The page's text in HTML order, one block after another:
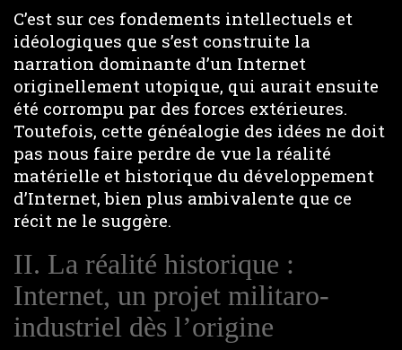
C’est sur ces fondements intellectuels et
idéologiques que s’est construite la
narration dominante d’un Internet
originellement utopique, qui aurait ensuite
été corrompu par des forces extérieures.
Toutefois, cette généalogie des idées ne doit
pas nous faire perdre de vue la réalité
matérielle et historique du développement
d’Internet, bien plus ambivalente que ce
récit ne le suggère.
II. La réalité historique :
Internet, un projet militaro-
industriel dès l’origine